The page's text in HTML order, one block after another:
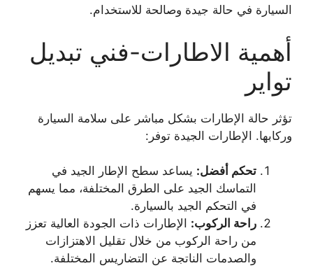
السيارة في حالة جيدة وصالحة للاستخدام.
أهمية الاطارات-فني تبديل
تواير
تؤثر حالة الإطارات بشكل مباشر على سلامة السيارة
وركابها. الإطارات الجيدة توفر:
تحكم أفضل: يساعد سطح الإطار الجيد في
التماسك الجيد على الطرق المختلفة، مما يسهم
في التحكم الجيد بالسيارة.
راحة الركوب: الإطارات ذات الجودة العالية تعزز
من راحة الركوب من خلال تقليل الاهتزازات
والصدمات الناتجة عن التضاريس المختلفة.